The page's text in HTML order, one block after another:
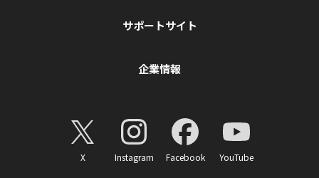
サポートサイト
企業情報
X Instagram Facebook YouTube